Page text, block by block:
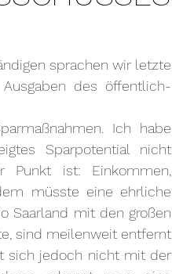
sprachen wir letzte
des öffentlich-
Ich habe
Sparpotential nicht
Punkt ist: Einkommen,
müsste eine ehrliche
Saarland mit den großen
sind meilenweit entfernt
sich jedoch nicht mit der